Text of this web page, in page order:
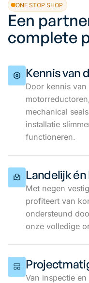
ONE STOP SHOP
Een
complete
Kennis van
Door kennis
mechanical
installatie
functioneren.
Landelijk én
Met negen
profiteert van
ondersteund
onze volledige
Van inspectie